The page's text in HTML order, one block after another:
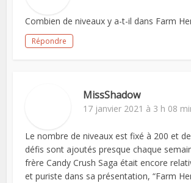
Combien de niveaux y a-t-il dans Farm
Répondre
MissShadow
17 janvier 2021 à 3 h 08
Le nombre de niveaux est fixé à 200 et
défis sont ajoutés presque chaque
frère Candy Crush Saga était encore
et puriste dans sa présentation, “Farm